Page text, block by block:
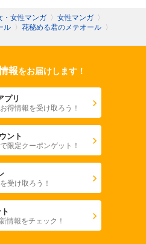
・女性マンガ 〉 女性マンガ 〉
ル 〉 花秘める君のメテオール 〉
報をお届けします！
プリ
得情報を受け取ろう！
ント
限定クーポンゲット！
受け取ろう！
情報をチェック！